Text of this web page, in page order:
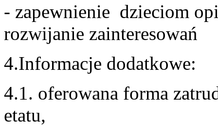
- zapewnienie dzieciom
rozwijanie zainteresowań
4.Informacje dodatkowe:
4.1. oferowana forma
etatu,